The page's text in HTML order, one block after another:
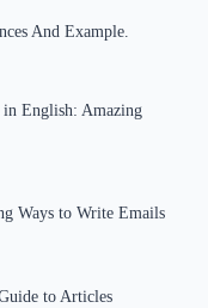
And Example.
in English: Amazing
Ways to Write Emails
to Articles